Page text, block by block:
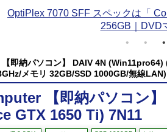
即納パソコン】 DAIV 4N
メモリ 32GB/SSD 1000GB/無線LAN)
【即納パソコン
GTX 1650 Ti) 7N11